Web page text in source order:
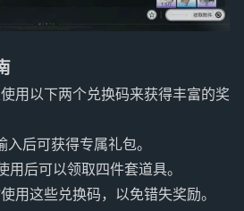
用以下两个兑换码来获得丰富的奖
入后可获得专属礼包。
用后可以领取四件套道具。
用这些兑换码，以免错失奖励。